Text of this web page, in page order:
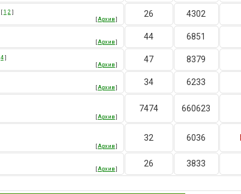
[1 2 ]
[Архив]
26 4302
[Архив]
44 6851
4]
[Архив]
47 8379
[Архив]
34 6233
[Архив]
7474 660623
[Архив]
32 6036
[Архив]
26 3833